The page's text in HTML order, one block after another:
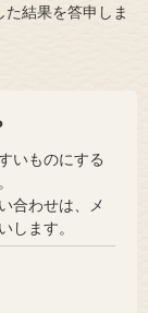
結果を答申しま
いものにする
合わせは、メ
します。